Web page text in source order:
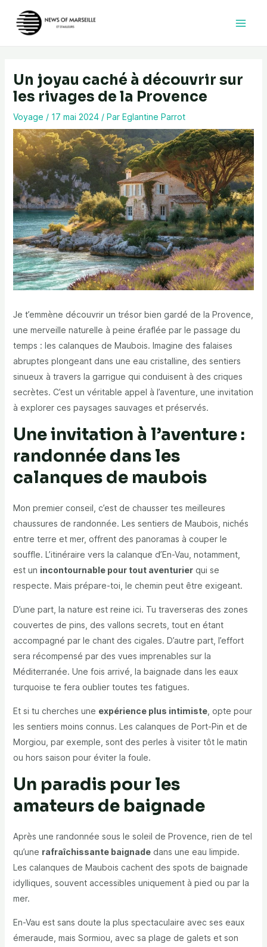
contenu
Un joyau caché à découvrir sur
les rivages de la Provence
Voyage / 17 mai 2024 / Par Eglantine Parrot
Je t’emmène découvrir un trésor bien gardé de la Provence,
une merveille naturelle à peine éraflée par le passage du
temps : les calanques de Maubois. Imagine des falaises
abruptes plongeant dans une eau cristalline, des sentiers
sinueux à travers la garrigue qui conduisent à des criques
secrètes. C’est un véritable appel à l’aventure, une invitation
à explorer ces paysages sauvages et préservés.
Une invitation à l’aventure :
randonnée dans les
calanques de maubois
Mon premier conseil, c’est de chausser tes meilleures
chaussures de randonnée. Les sentiers de Maubois, nichés
entre terre et mer, offrent des panoramas à couper le
souffle. L’itinéraire vers la calanque d’En-Vau, notamment,
est un incontournable pour tout aventurierqui se
respecte. Mais prépare-toi, le chemin peut être exigeant.
D’une part, la nature est reine ici. Tu traverseras des zones
couvertes de pins, des vallons secrets, tout en étant
accompagné par le chant des cigales. D’autre part, l’effort
sera récompensé par des vues imprenables sur la
Méditerranée. Une fois arrivé, la baignade dans les eaux
turquoise te fera oublier toutes tes fatigues.
Et si tu cherches une expérience plus intimiste, opte pour
les sentiers moins connus. Les calanques de Port-Pin et de
Morgiou, par exemple, sont des perles à visiter tôt le matin
ou hors saison pour éviter la foule.
Un paradis pour les
amateurs de baignade
Après une randonnée sous le soleil de Provence, rien de tel
qu’une rafraîchissante baignadedans une eau limpide.
Les calanques de Maubois cachent des spots de baignade
idylliques, souvent accessibles uniquement à pied ou par la
mer.
En-Vau est sans doute la plus spectaculaire avec ses eaux
émeraude, mais Sormiou, avec sa plage de galets et son